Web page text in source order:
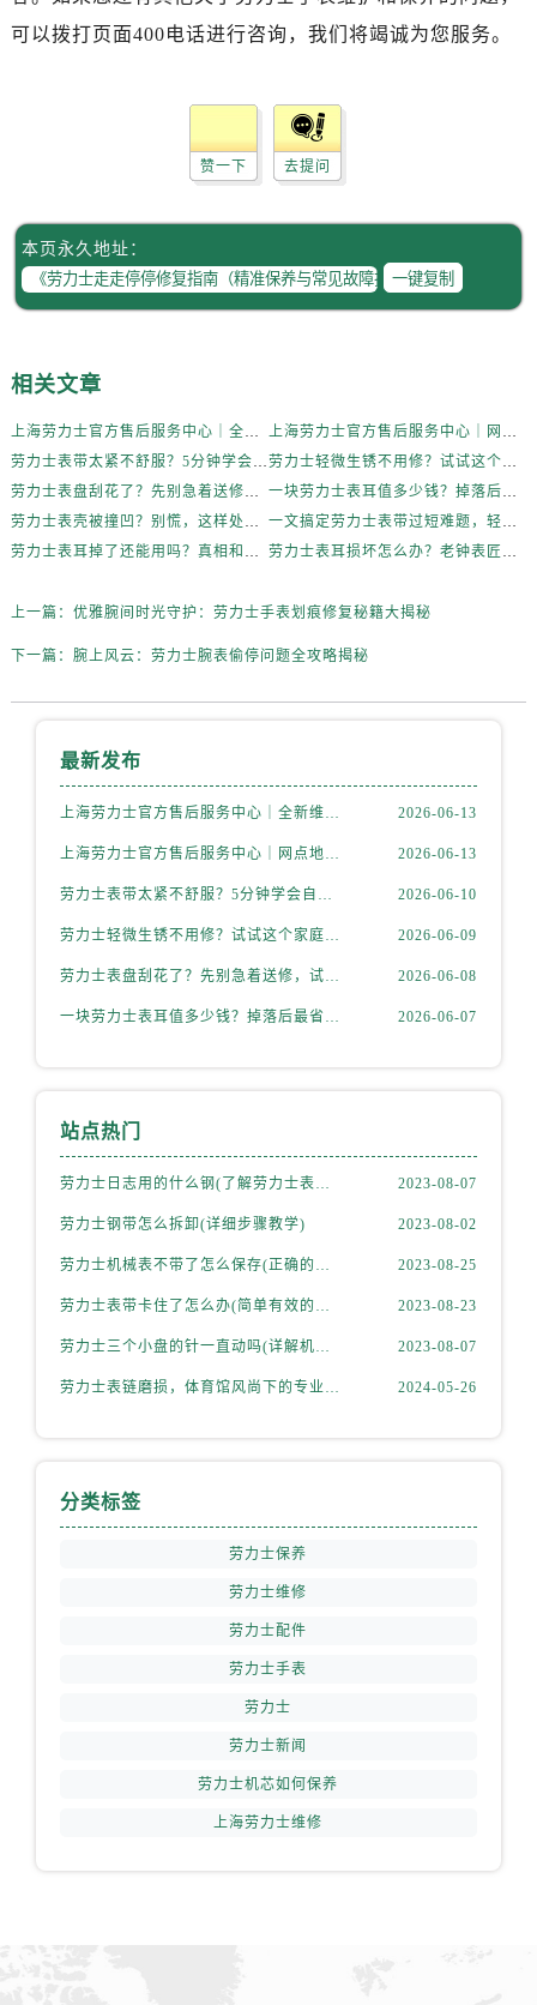
可以拨打页面400电话进行咨询，我们将竭诚为您服务。
赞一下 去提问
本页永久地址：
一键复制
相关文章
上海劳力士官方售后服务中心｜全新维修门店地址及电话权威信息公示（2026年6月最新）
上海劳力士官方售后服务中心｜网点地址与电话权威信息公示（2026年6月最新）
劳力士表带太紧不舒服？5分钟学会自己调节长度
劳力士轻微生锈不用修？试试这个家庭小妙方
劳力士表盘刮花了？先别急着送修，试试这几种方法
一块劳力士表耳值多少钱？掉落后最省钱的解决方式
劳力士表壳被撞凹？别慌，这样处理最稳妥
一文搞定劳力士表带过短难题，轻松佩戴不将就
劳力士表耳掉了还能用吗？真相和解决方案来了
劳力士表耳损坏怎么办？老钟表匠透露关键技巧
上一篇： 优雅腕间时光守护：劳力士手表划痕修复秘籍大揭秘
下一篇： 腕上风云：劳力士腕表偷停问题全攻略揭秘
最新发布
上海劳力士官方售后服务中心｜全新维修门店地址及电话权威信息公示（2026年6月最新） 2026-06-13
上海劳力士官方售后服务中心｜网点地址与电话权威信息公示（2026年6月最新） 2026-06-13
劳力士表带太紧不舒服？5分钟学会自己调节长度 2026-06-10
劳力士轻微生锈不用修？试试这个家庭小妙方 2026-06-09
劳力士表盘刮花了？先别急着送修，试试这几种方法 2026-06-08
一块劳力士表耳值多少钱？掉落后最省钱的解决方式 2026-06-07
站点热门
劳力士日志用的什么钢(了解劳力士表款材质选择) 2023-08-07
劳力士钢带怎么拆卸(详细步骤教学) 2023-08-02
劳力士机械表不带了怎么保存(正确的方法和注意事项) 2023-08-25
劳力士表带卡住了怎么办(简单有效的解决方法) 2023-08-23
劳力士三个小盘的针一直动吗(详解机械表小盘指针运行规律) 2023-08-07
劳力士表链磨损，体育馆风尚下的专业修复之道 2024-05-26
分类标签
劳力士保养
劳力士维修
劳力士配件
劳力士手表
劳力士
劳力士新闻
劳力士机芯如何保养
上海劳力士维修